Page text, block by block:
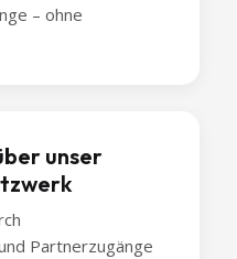
– ohne
unser
Partnerzugänge